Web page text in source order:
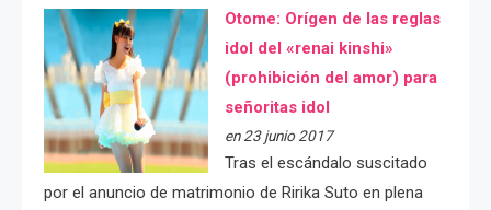
Otome: Orígen de las reglas
idol del «renai kinshi»
(prohibición del amor) para
señoritas idol
en 23 junio 2017
Tras el escándalo suscitado
por el anuncio de matrimonio de Ririka Suto en plena